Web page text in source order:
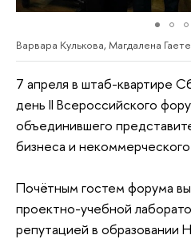
Варвара Кулькова, Магдалена
7 апреля в штаб-квартире
день II Всероссийского
объединившего
бизнеса и
Почётным гостем форума
проектно-учебной
репутацией в